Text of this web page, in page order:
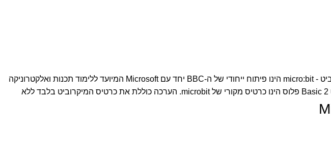
מחשב זעיר ללימוד תכנות רובוטיקה וטכנולוגיה לילדים ערכת רובוטיקה ולימוד תכנות מושלמת לילדים מיקרוביט - micro:bit הינו פיתוח ייחודי של ה-BBC יחד עם Microsoft המיועד ללימוד תכנות ואלקטרוניקה
לילדים. זוהי הפלטפורמה המצליחה, המהנה והיעילה בעולם ללימוד תוכנה וטכנולוגיה לילדים ונוער. מיקרוביט 2 Basic פלוס הינו כרטיס מקורי של microbit. הערכה כוללת את כרטיס המיקרוביט בלבד ללא